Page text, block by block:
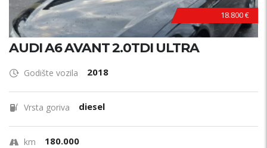
18.800 €
AUDI A6 AVANT 2.0TDI ULTRA
Godište vozila 2018
Vrsta goriva diesel
km 180.000